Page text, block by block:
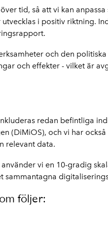
tid, så att vi kan
i positiv riktning.
och den
och effekter - vilket är
redan befintliga
(DiMiOS), och vi har också
relevant data.
vi en 10-gradig
sammantagna
följer: